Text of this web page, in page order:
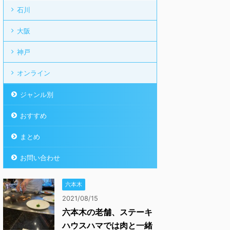
石川
大阪
神戸
オンライン
ジャンル別
おすすめ
まとめ
お問い合わせ
六本木
2021/08/15
六本木の老舗、ステーキ
ハウスハマでは肉と一緒